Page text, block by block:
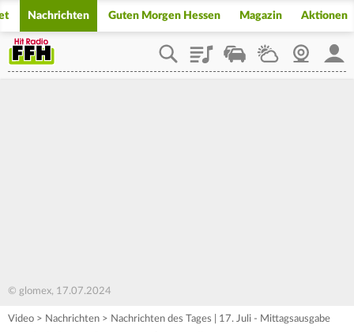
Nachrichten Guten Morgen Hessen Magazin Aktionen
PlaylistStaupilotWetterWebcam
© glomex, 17.07.2024
Video > Nachrichten > Nachrichten des Tages | 17. Juli - Mittagsausgabe